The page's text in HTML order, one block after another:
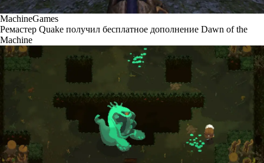
MachineGames
Ремастер Quake получил бесплатное дополнение Dawn of the
Machine